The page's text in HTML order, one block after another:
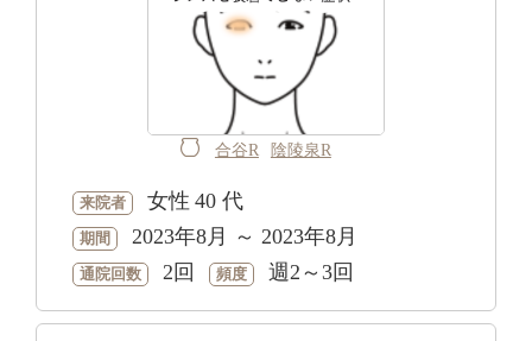
合谷R 陰陵泉R
来院者 女性 40 代
期間 2023年8月 ～ 2023年8月
通院回数 2回 頻度 週2～3回